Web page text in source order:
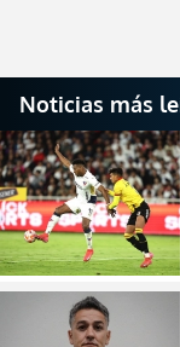
Noticias más